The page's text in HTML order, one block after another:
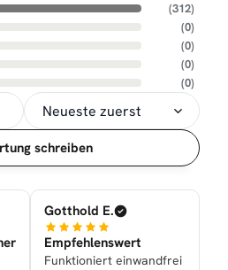
(312)
(0)
(0)
(0)
(0)
schreiben
Gotthold E.
Empfehlenswert
Funktioniert einwandfrei